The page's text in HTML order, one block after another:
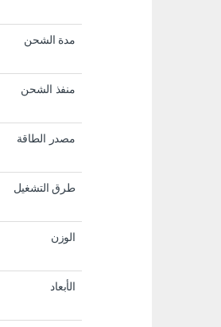
مدة الشحن
منفذ الشحن
مصدر الطاقة
طرق التشغيل
الوزن
الأبعاد